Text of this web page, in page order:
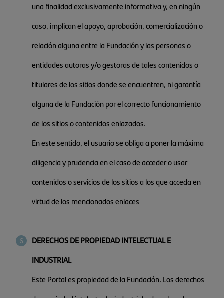
una finalidad exclusivamente informativa y, en ningún
caso, implican el apoyo, aprobación, comercialización o
relación alguna entre la Fundación y las personas o
entidades autoras y/o gestoras de tales contenidos o
titulares de los sitios donde se encuentren, ni garantía
alguna de la Fundación por el correcto funcionamiento
de los sitios o contenidos enlazados.
En este sentido, el usuario se obliga a poner la máxima
diligencia y prudencia en el caso de acceder o usar
contenidos o servicios de los sitios a los que acceda en
virtud de los mencionados enlaces
DERECHOS DE PROPIEDAD INTELECTUAL E
INDUSTRIAL
Este Portal es propiedad de la Fundación. Los derechos